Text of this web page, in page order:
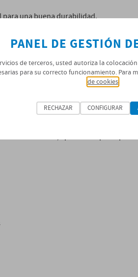
para una buena durabilidad.
que pudieran afectar
no debe superar el 8%. La
de la unión cohesiva ≥1,5 MPa.
y polvo deben ser eliminados.
durante 3·5 min suavemente con
sin producir charcos.
PANEL DE GESTIÓN
de terceros, usted autoriza la
para su correcto funcionamiento. Para
de cookies
RECHAZAR CONFIGURAR